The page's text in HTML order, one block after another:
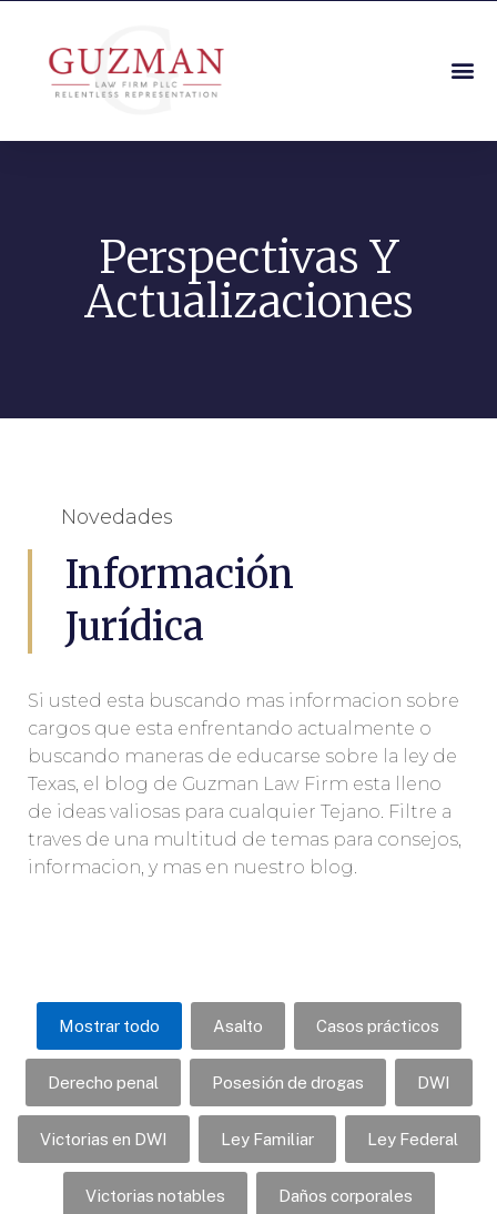
Perspectivas Y
Actualizaciones
Novedades
Información
Jurídica
Si usted esta buscando mas informacion sobre
cargos que esta enfrentando actualmente o
buscando maneras de educarse sobre la ley de
Texas, el blog de Guzman Law Firm esta lleno
de ideas valiosas para cualquier Tejano. Filtre a
traves de una multitud de temas para consejos,
informacion, y mas en nuestro blog.
Mostrar todo Asalto Casos prácticos
Derecho penal Posesión de drogas DWI
Victorias en DWI Ley Familiar Ley Federal
Victorias notables Daños corporales